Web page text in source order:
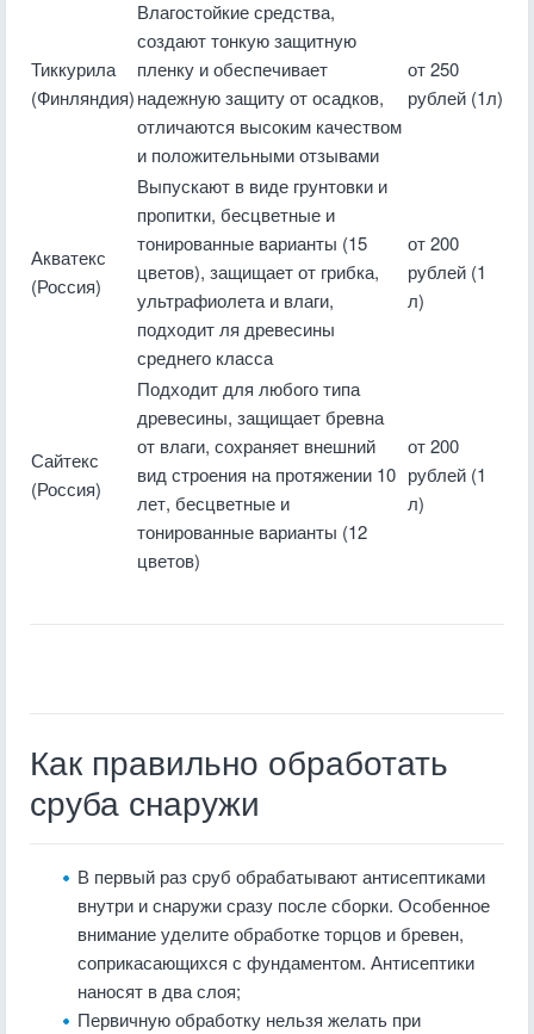
Тиккурила
(Финляндия)
Влагостойкие средства,
создают тонкую защитную
пленку и обеспечивает
надежную защиту от осадков,
отличаются высоким качеством
и положительными отзывами
от 250
рублей (1л)
Акватекс
(Россия)
Выпускают в виде грунтовки и
пропитки, бесцветные и
тонированные варианты (15
цветов), защищает от грибка,
ультрафиолета и влаги,
подходит ля древесины
среднего класса
от 200
рублей (1
л)
Сайтекс
(Россия)
Подходит для любого типа
древесины, защищает бревна
от влаги, сохраняет внешний
вид строения на протяжении 10
лет, бесцветные и
тонированные варианты (12
цветов)
от 200
рублей (1
л)
Как правильно обработать
сруба снаружи
В первый раз сруб обрабатывают антисептиками
внутри и снаружи сразу после сборки. Особенное
внимание уделите обработке торцов и бревен,
соприкасающихся с фундаментом. Антисептики
наносят в два слоя;
Первичную обработку нельзя желать при